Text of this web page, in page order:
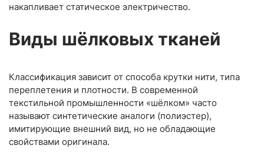
накапливает статическое электричество.
Виды шёлковых тканей
Классификация зависит от способа крутки нити, типа
переплетения и плотности. В современной
текстильной промышленности «шёлком» часто
называют синтетические аналоги (полиэстер),
имитирующие внешний вид, но не обладающие
свойствами оригинала.